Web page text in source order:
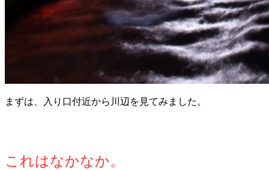
まずは、入り口付近から川辺を見てみました。
これはなかなか。